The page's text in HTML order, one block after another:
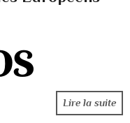
Lire la suite